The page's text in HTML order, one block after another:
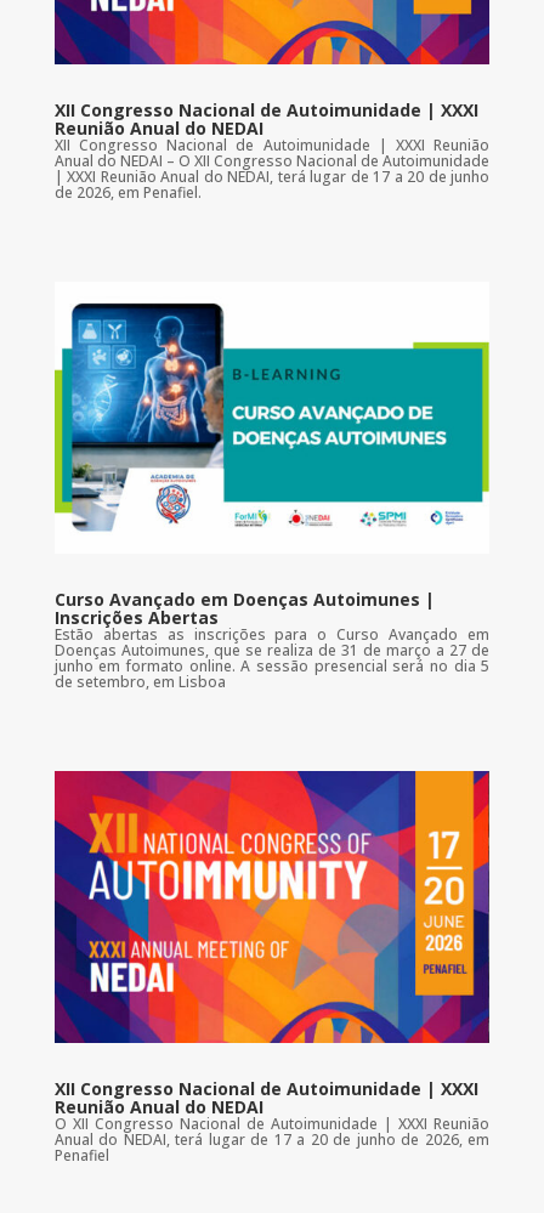
XII Congresso Nacional de Autoimunidade | XXXI
Reunião Anual do NEDAI
XII Congresso Nacional de Autoimunidade | XXXI Reunião
Anual do NEDAI – O XII Congresso Nacional de Autoimunidade
| XXXI Reunião Anual do NEDAI, terá lugar de 17 a 20 de junho
de 2026, em Penafiel.
Curso Avançado em Doenças Autoimunes |
Inscrições Abertas
Estão abertas as inscrições para o Curso Avançado em
Doenças Autoimunes, que se realiza de 31 de março a 27 de
junho em formato online. A sessão presencial será no dia 5
de setembro, em Lisboa
XII Congresso Nacional de Autoimunidade | XXXI
Reunião Anual do NEDAI
O XII Congresso Nacional de Autoimunidade | XXXI Reunião
Anual do NEDAI, terá lugar de 17 a 20 de junho de 2026, em
Penafiel